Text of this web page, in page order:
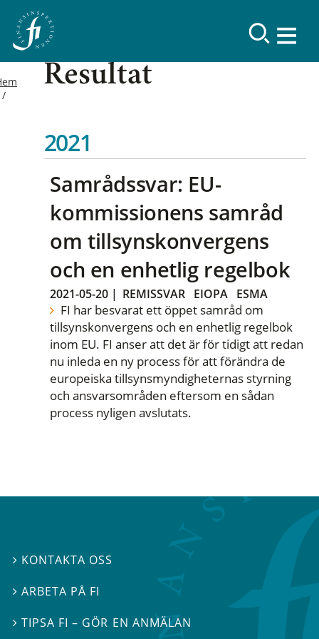
Resultat
2021
Samrådssvar: EU-
kommissionens samråd
om tillsynskonvergens
och en enhetlig regelbok
2021-05-20 | REMISSVAR EIOPA ESMA
FI har besvarat ett öppet samråd om
tillsynskonvergens och en enhetlig regelbok
inom EU. FI anser att det är för tidigt att redan
nu inleda en ny process för att förändra de
europeiska tillsynsmyndigheternas styrning
och ansvarsområden eftersom en sådan
process nyligen avslutats.
 KONTAKTA OSS
 ARBETA PÅ FI
TIPSA FI – GÖR EN ANMÄLAN